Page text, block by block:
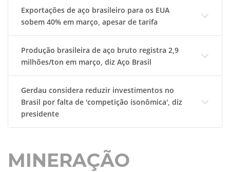
Exportações de aço brasileiro para os EUA
sobem 40% em março, apesar de tarifa
Produção brasileira de aço bruto registra 2,9
milhões/ton em março, diz Aço Brasil
Gerdau considera reduzir investimentos no
Brasil por falta de 'competição isonômica', diz
presidente
MINERAÇÃO